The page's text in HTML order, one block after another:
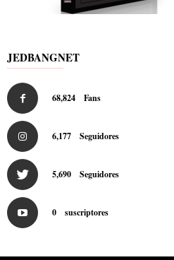
JEDBANGNET
68,824 Fans
6,177 Seguidores
5,690 Seguidores
0 suscriptores